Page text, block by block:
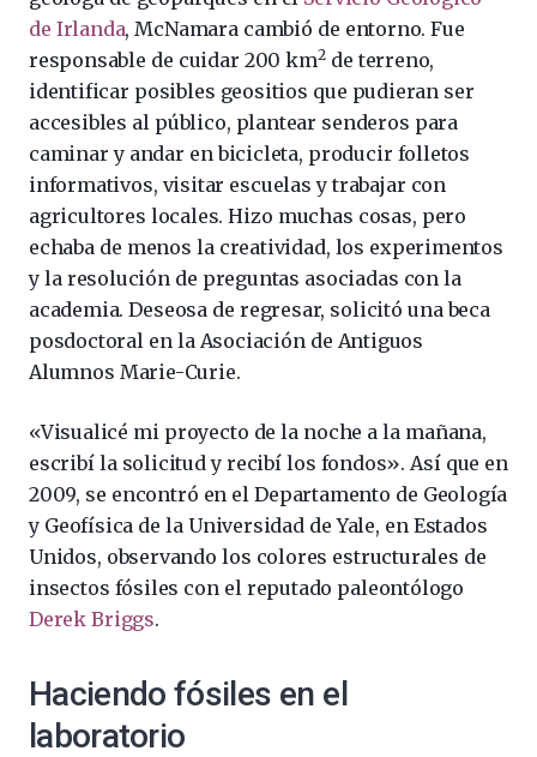
de Irlanda, McNamara cambió de entorno. Fue
responsable de cuidar 200 km2de terreno,
identificar posibles geositios que pudieran ser
accesibles al público, plantear senderos para
caminar y andar en bicicleta, producir folletos
informativos, visitar escuelas y trabajar con
agricultores locales. Hizo muchas cosas, pero
echaba de menos la creatividad, los experimentos
y la resolución de preguntas asociadas con la
academia. Deseosa de regresar, solicitó una beca
posdoctoral en la Asociación de Antiguos
Alumnos Marie-Curie.
«Visualicé mi proyecto de la noche a la mañana,
escribí la solicitud y recibí los fondos». Así que en
2009, se encontró en el Departamento de Geología
y Geofísica de la Universidad de Yale, en Estados
Unidos, observando los colores estructurales de
insectos fósiles con el reputado paleontólogo
Derek Briggs.
Haciendo fósiles en el
laboratorio